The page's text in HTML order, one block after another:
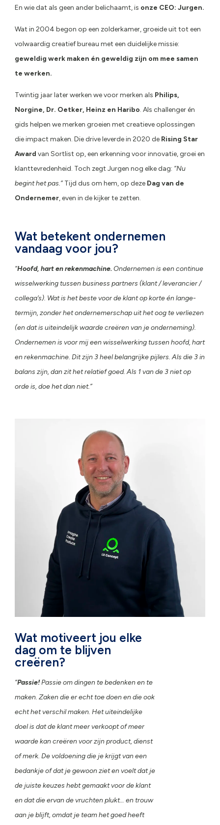
En wie dat als geen ander belichaamt, is onze CEO: Jurgen.
Wat in 2004 begon op een zolderkamer, groeide uit tot een
volwaardig creatief bureau met een duidelijke missie:
geweldig werk maken én geweldig zijn om mee samen
te werken.
Twintig jaar later werken we voor merken als Philips,
Norgine, Dr. Oetker, Heinz en Haribo. Als challenger én
gids helpen we merken groeien met creatieve oplossingen
die impact maken. Die drive leverde in 2020 de Rising Star
Award van Sortlist op, een erkenning voor innovatie, groei en
klanttevredenheid. Toch zegt Jurgen nog elke dag: “Nu
begint het pas.”Tijd dus om hem, op deze Dag van de
Ondernemer, even in de kijker te zetten.
Wat betekent ondernemen
vandaag voor jou?
“Hoofd, hart en rekenmachine.Ondernemen is een continue
wisselwerking tussen business partners (klant / leverancier /
collega’s). Wat is het beste voor de klant op korte én lange-
termijn, zonder het ondernemerschap uit het oog te verliezen
(en dat is uiteindelijk waarde creëren van je onderneming).
Ondernemen is voor mij een wisselwerking tussen hoofd, hart
en rekenmachine. Dit zijn 3 heel belangrijke pijlers. Als die 3 in
balans zijn, dan zit het relatief goed. Als 1 van de 3 niet op
orde is, doe het dan niet.”
Wat motiveert jou elke
dag om te blijven
creëren?
“Passie!Passie om dingen te bedenken en te
maken. Zaken die er echt toe doen en die ook
echt het verschil maken. Het uiteindelijke
doel is dat de klant meer verkoopt of meer
waarde kan creëren voor zijn product, dienst
of merk. De voldoening die je krijgt van een
bedankje of dat je gewoon ziet en voelt dat je
de juiste keuzes hebt gemaakt voor de klant
en dat die ervan de vruchten plukt… en trouw
aan je blijft, omdat je team het goed heeft